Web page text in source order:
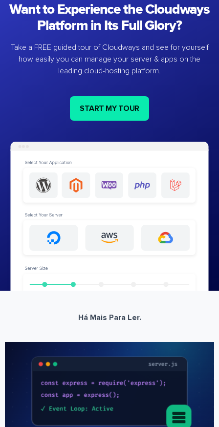
Want to Experience the Cloudways
Platform in Its Full Glory?
Take a FREE guided tour of Cloudways and see for yourself
how easily you can manage your server & apps on the
leading cloud-hosting platform.
START MY TOUR
Há Mais Para Ler.